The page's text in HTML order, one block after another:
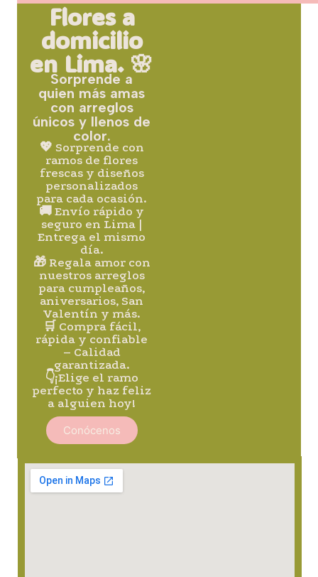
Flores a
domicilio
en Lima. 🌸
Sorprende a
quien más amas
con arreglos
únicos y llenos de
color.
💖 Sorprende con
ramos de flores
frescas y diseños
personalizados
para cada ocasión.
🚚 Envío rápido y
seguro en Lima |
Entrega el mismo
día.
🎁 Regala amor con
nuestros arreglos
para cumpleaños,
aniversarios, San
Valentín y más.
🛒 Compra fácil,
rápida y confiable
– Calidad
garantizada.
👇¡Elige el ramo
perfecto y haz feliz
a alguien hoy!
Conócenos